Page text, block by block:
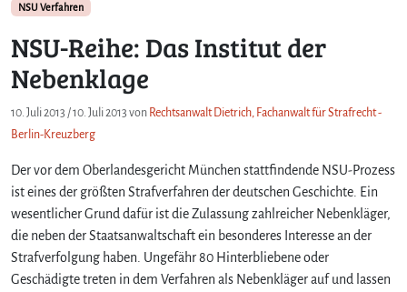
NSU Verfahren
NSU-Reihe: Das Institut der
Nebenklage
10. Juli 2013 /10. Juli 2013 von Rechtsanwalt Dietrich, Fachanwalt für Strafrecht -
Berlin-Kreuzberg
Der vor dem Oberlandesgericht München stattfindende NSU-Prozess
ist eines der größten Strafverfahren der deutschen Geschichte. Ein
wesentlicher Grund dafür ist die Zulassung zahlreicher Nebenkläger,
die neben der Staatsanwaltschaft ein besonderes Interesse an der
Strafverfolgung haben. Ungefähr 80 Hinterbliebene oder
Geschädigte treten in dem Verfahren als Nebenkläger auf und lassen